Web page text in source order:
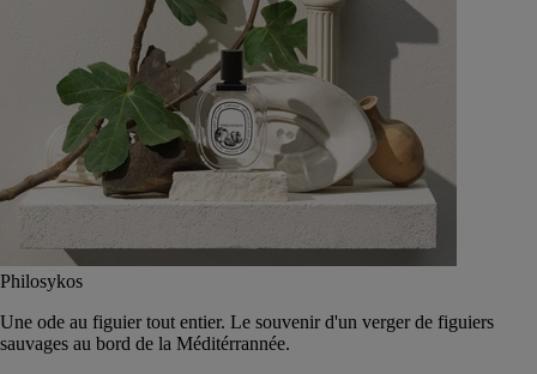
Philosykos
Une ode au figuier tout entier. Le souvenir d'un verger de figuiers
sauvages au bord de la Méditérrannée.